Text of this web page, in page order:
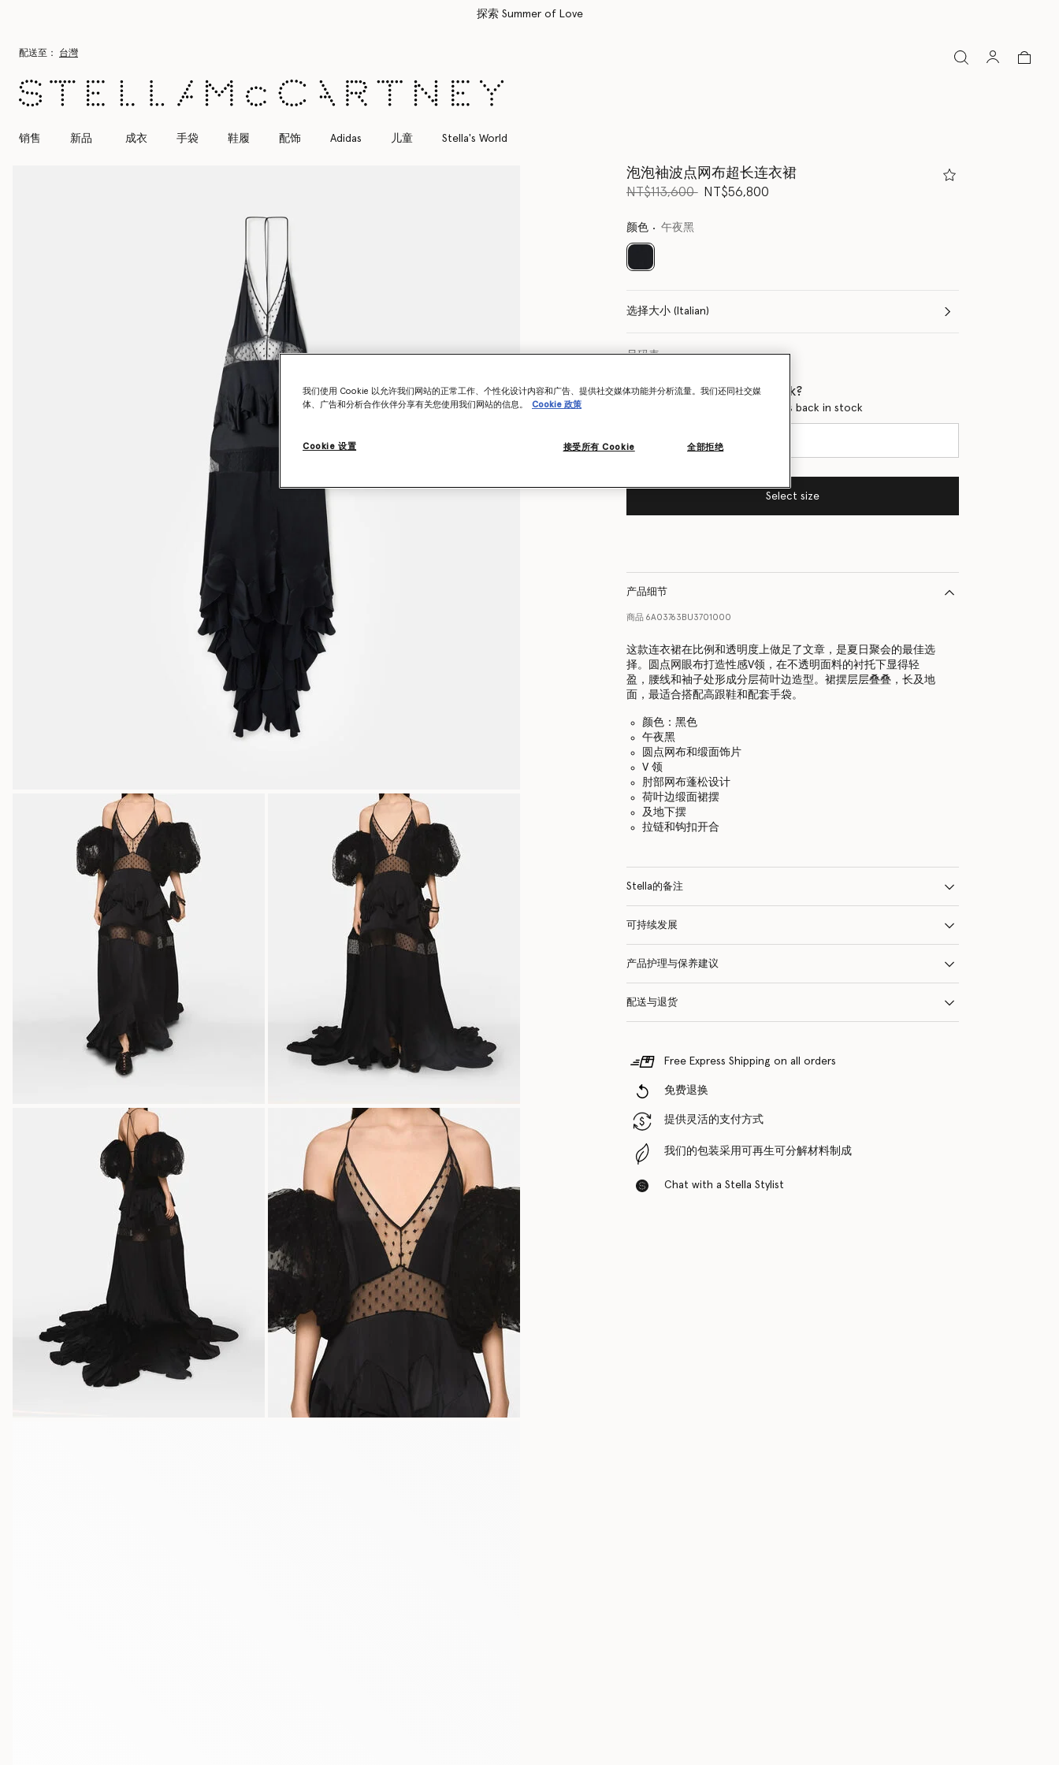
所有订单均享受免费速递服务
配送至： 台灣
销售 新品 成衣 手袋 鞋履 配饰 Adidas 儿童 Stella's World
泡泡袖波点网布超长连衣裙
价格从
NT$113,600下降至
NT$56,800
颜色 午夜黑
已选
选择大小 (Italian)
尺码表
Want to know when it's back?
Get notified when this product is back in stock
Select size
产品细节
商品 6A03763BU3701000
这款连衣裙在比例和透明度上做足了文章，是夏日聚会的最佳选
择。圆点网眼布打造性感V领，在不透明面料的衬托下显得轻
盈，腰线和袖子处形成分层荷叶边造型。裙摆层层叠叠，长及地
面，最适合搭配高跟鞋和配套手袋。
颜色：黑色
午夜黑
圆点网布和缎面饰片
V 领
肘部网布蓬松设计
荷叶边缎面裙摆
及地下摆
拉链和钩扣开合
Stella的备注
可持续发展
产品护理与保养建议
配送与退货
Free Express Shipping on all orders
免费退换
提供灵活的支付方式
我们的包装采用可再生可分解材料制成
Chat with a Stella Stylist
我们使用 Cookie 以允许我们网站的正常工作、个性化设计内容和广告、提供社交媒体功能并分析流量。我们还同社交媒
体、广告和分析合作伙伴分享有关您使用我们网站的信息。
Cookie 政策
Cookie 设置 全部拒绝
接受所有 Cookie